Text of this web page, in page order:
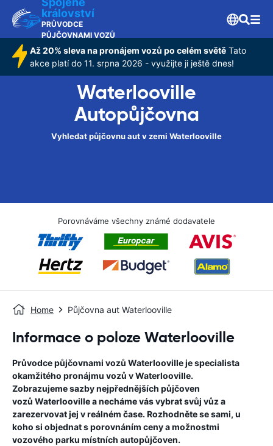
království
PRŮVODCE
PŮJČOVNAMI VOZŮ
Až 20% sleva na pronájem vozů po celém světě Tato
akce platí do 11. srpna 2026 - využijte ji ještě dnes!
Waterlooville
Autopůjčovna
Vyhledat půjčovnu aut v zemi Waterlooville
Porovnáváme všechny známé dodavatele
Home Půjčovna aut Waterlooville
Informace o poloze Waterlooville
Průvodce půjčovnami vozů Waterloovilleje specialista
okamžitého pronájmu vozů vWaterlooville.
Zobrazujeme sazby nejpřednějších půjčoven
vozů Waterloovillea necháme vás vybrat svůj vůz a
zarezervovat jej v reálném čase. Rozhodněte se sami, u
koho si objednat s porovnáním ceny a možnostmi
vozového parku místních autopůjčoven.